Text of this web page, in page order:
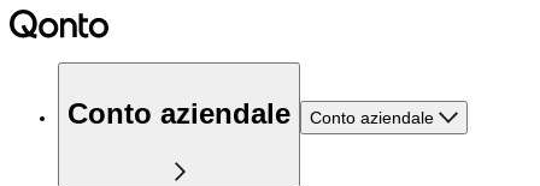
Conto aziendale Conto aziendale